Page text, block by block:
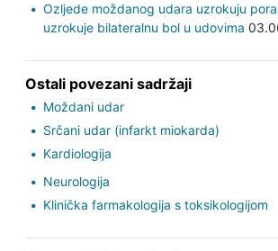
Ozljede moždanog udara uzrokuju
uzrokuje bilateralnu bol u udovima
Ostali povezani sadržaji
Moždani udar
Srčani udar (infarkt miokarda)
Kardiologija
Neurologija
Klinička farmakologija s toksikologijom